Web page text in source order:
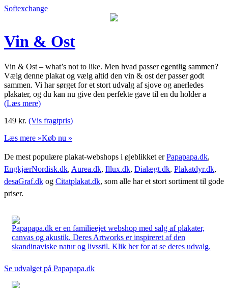
Softexchange
Vin & Ost
Vin & Ost – what’s not to like. Men hvad passer egentlig sammen?
Vælg denne plakat og vælg altid den vin & ost der passer godt
sammen. Vi har sørget for et stort udvalg af sjove og anerledes
plakater, og du kan nu give den perfekte gave til en du holder a
(Læs mere)
149 kr. (Vis fragtpris)
Læs mere »Køb nu »
De mest populære plakat-webshops i øjeblikket erPapapapa.dk,
EngkjærNordisk.dk, Aurea.dk, Illux.dk, Dialægt.dk, Plakatdyr.dk,
desaGraf.dk og Citatplakat.dk, som alle har et stort sortiment til gode
priser.
Papapapa.dk er en familieejet webshop med salg af plakater,
canvas og akustik. Deres Artworks er inspireret af den
skandinaviske natur og livsstil. Klik her for at se deres udvalg.
Se udvalget på Papapapa.dk